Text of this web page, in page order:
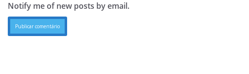
Notify me of new posts by email.